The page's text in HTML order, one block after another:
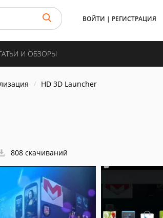
ВОЙТИ | РЕГИСТРАЦИЯ
И ОБЗОРЫ
HD 3D Launcher
808 скачиваний